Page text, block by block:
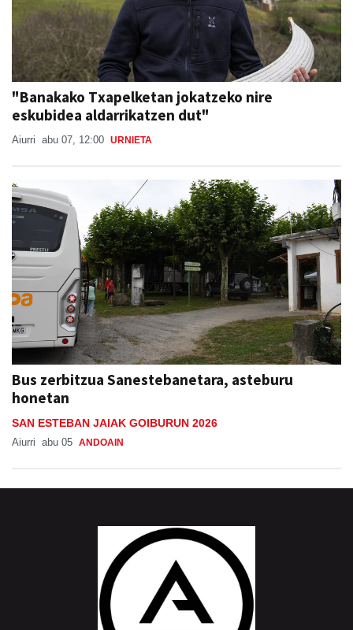
"Banakako Txapelketan jokatzeko nire
eskubidea aldarrikatzen dut"
Aiurri abu 07, 12:00 URNIETA
Bus zerbitzua Sanestebanetara, asteburu
honetan
SAN ESTEBAN JAIAK GOIBURUN 2026
Aiurri abu 05 ANDOAIN